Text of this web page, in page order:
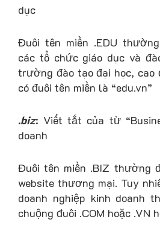
dục
Đuôi tên miền .EDU
các tổ chức giáo dục và
trường đào tạo đại học, cao
có đuôi tên miền là “edu.vn”
.biz: Viết tắt của từ
doanh
Đuôi tên miền .BIZ thường
website thương mại. Tuy
doanh nghiệp kinh doanh
chuộng đuôi .COM hoặc .VN